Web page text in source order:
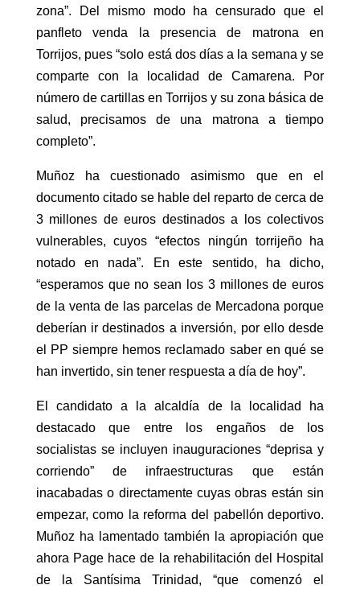
zona”. Del mismo modo ha censurado que el
panfleto venda la presencia de matrona en
Torrijos, pues “solo está dos días a la semana y se
comparte con la localidad de Camarena. Por
número de cartillas en Torrijos y su zona básica de
salud, precisamos de una matrona a tiempo
completo”.
Muñoz ha cuestionado asimismo que en el
documento citado se hable del reparto de cerca de
3 millones de euros destinados a los colectivos
vulnerables, cuyos “efectos ningún torrijeño ha
notado en nada”. En este sentido, ha dicho,
“esperamos que no sean los 3 millones de euros
de la venta de las parcelas de Mercadona porque
deberían ir destinados a inversión, por ello desde
el PP siempre hemos reclamado saber en qué se
han invertido, sin tener respuesta a día de hoy”.
El candidato a la alcaldía de la localidad ha
destacado que entre los engaños de los
socialistas se incluyen inauguraciones “deprisa y
corriendo” de infraestructuras que están
inacabadas o directamente cuyas obras están sin
empezar, como la reforma del pabellón deportivo.
Muñoz ha lamentado también la apropiación que
ahora Page hace de la rehabilitación del Hospital
de la Santísima Trinidad, “que comenzó el